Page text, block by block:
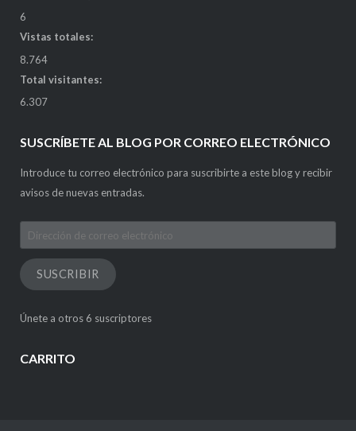
6
Vistas totales:
8.764
Total visitantes:
6.307
SUSCRÍBETE AL BLOG POR CORREO ELECTRÓNICO
Introduce tu correo electrónico para suscribirte a este blog y recibir
avisos de nuevas entradas.
Dirección
de
correo
electrónico
SUSCRIBIR
Únete a otros 6 suscriptores
CARRITO